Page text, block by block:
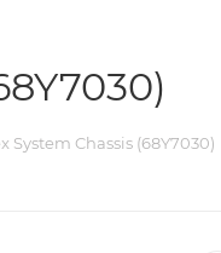
System Chassis (68Y7030)